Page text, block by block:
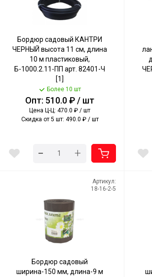
Бордюр садовый КАНТРИ
ЧЕРНЫЙ высота 11 см, длина
10 м пластиковый,
Б-1000.2.11-ПП арт. 82401-Ч
[1]
Более 10 шт
Опт: 510.0 ₽ / шт
Цена Ц-Ц: 470.0 ₽ / шт
Скидка от 5 шт: 490.0 ₽ / шт
- +
Артикул:
18-16-2-5
Бордюр садовый
ширина-150 мм, длина-9 м